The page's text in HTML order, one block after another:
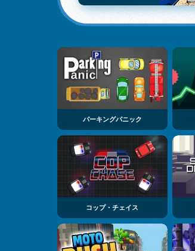
パーキングパニック
コップ・チェイス